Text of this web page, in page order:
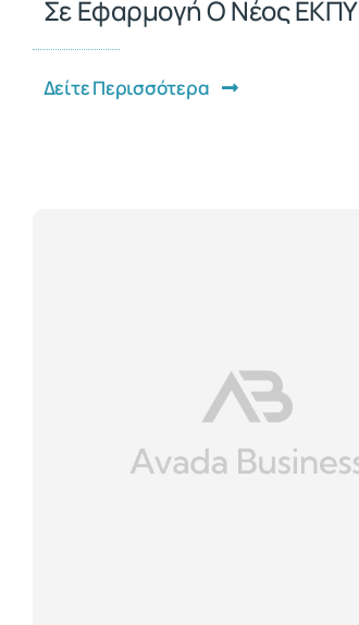
Σε Εφαρμογή Ο Νέος ΕΚΠΥ
Δείτε Περισσότερα